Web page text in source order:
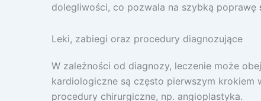
dolegliwości, co pozwala na szybką poprawę
Leki, zabiegi oraz procedury diagnozujące
W zależności od diagnozy, leczenie może
kardiologiczne są często pierwszym krokiem
procedury chirurgiczne, np. angioplastyka.